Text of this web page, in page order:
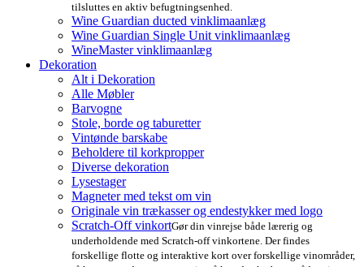
tilsluttes en aktiv befugtningsenhed.
Wine Guardian ducted vinklimaanlæg
Wine Guardian Single Unit vinklimaanlæg
WineMaster vinklimaanlæg
Dekoration
Alt i Dekoration
Alle Møbler
Barvogne
Stole, borde og taburetter
Vintønde barskabe
Beholdere til korkpropper
Diverse dekoration
Lysestager
Magneter med tekst om vin
Originale vin trækasser og endestykker med logo
Scratch-Off vinkortGør din vinrejse både lærerig og
underholdende med Scratch-off vinkortene. Der findes
forskellige flotte og interaktive kort over forskellige vinområder,